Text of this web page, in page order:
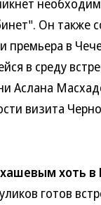
Он также
в
в среду
Аслана
визита
хоть в
готов